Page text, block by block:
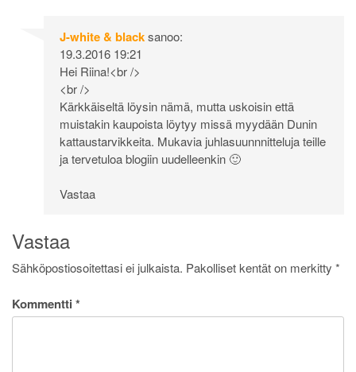
J-white & blacksanoo:
19.3.2016 19:21
Hei Riina!<br />
<br />
Kärkkäiseltä löysin nämä, mutta uskoisin että
muistakin kaupoista löytyy missä myydään Dunin
kattaustarvikkeita. Mukavia juhlasuunnnitteluja teille
ja tervetuloa blogiin uudelleenkin 🙂
Vastaa
Vastaa
Sähköpostiosoitettasi ei julkaista. Pakolliset kentät on merkitty *
Kommentti *